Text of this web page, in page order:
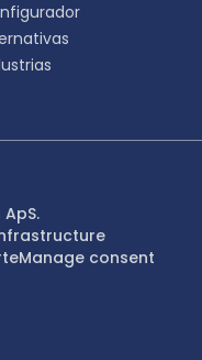
Manage consent